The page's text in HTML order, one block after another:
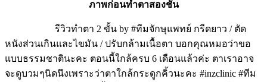
ภาพก่อนทำตาสองชั้น
รีวิวทำตา 2 ขั้น by #ทีมจักษุแพทย์ กรีดยาว / ตัด
หนังส่วนเกินและไขมัน / ปรับกล้ามเนื้อตา บอกคุณหมอว่าขอ
แบบธรรมชาตินะคะ ตอนนี้ใกล้ครบ 6 เดือนแล้วค่ะ ตาเราอาจ
จะดูบวมๆนิดนึงเพราะว่าตาใกล้กระดูกคิ้วนะคะ #inzclinic #ทีม